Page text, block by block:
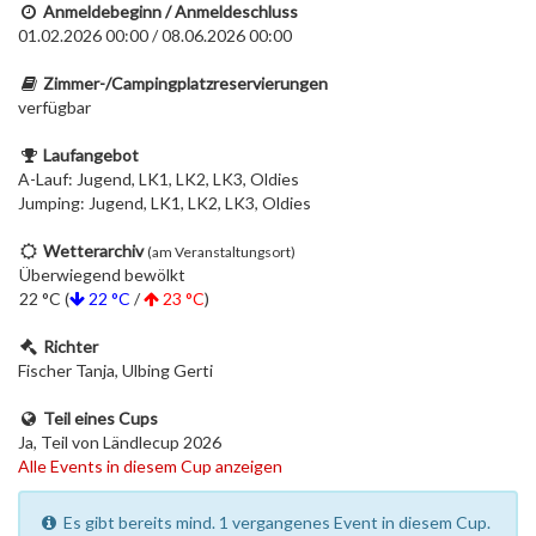
Anmeldebeginn / Anmeldeschluss
01.02.2026 00:00 / 08.06.2026 00:00
Zimmer-/Campingplatzreservierungen
verfügbar
Laufangebot
A-Lauf: Jugend, LK1, LK2, LK3, Oldies
Jumping: Jugend, LK1, LK2, LK3, Oldies
Wetterarchiv (am Veranstaltungsort)
Überwiegend bewölkt
22 °C (
22 °C / 23 °C)
Richter
Fischer Tanja, Ulbing Gerti
Teil eines Cups
Ja, Teil von Ländlecup 2026
Alle Events in diesem Cup anzeigen
Es gibt bereits mind. 1 vergangenes Event in diesem Cup.